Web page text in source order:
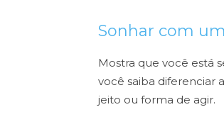
Sonhar com
Mostra que você está
você saiba diferenciar
jeito ou forma de agir.